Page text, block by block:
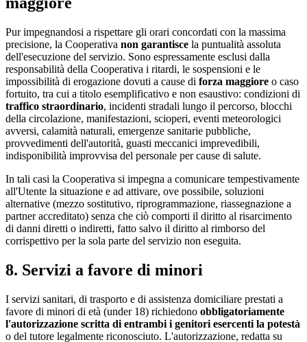
Pur impegnandosi a rispettare gli orari concordati con la massima
precisione, la Cooperativa non garantisce la puntualità assoluta
dell'esecuzione del servizio. Sono espressamente esclusi dalla
responsabilità della Cooperativa i ritardi, le sospensioni e le
impossibilità di erogazione dovuti a cause di forza maggiore o caso
fortuito, tra cui a titolo esemplificativo e non esaustivo: condizioni di
traffico straordinario, incidenti stradali lungo il percorso, blocchi
della circolazione, manifestazioni, scioperi, eventi meteorologici
avversi, calamità naturali, emergenze sanitarie pubbliche,
provvedimenti dell'autorità, guasti meccanici imprevedibili,
indisponibilità improvvisa del personale per cause di salute.
In tali casi la Cooperativa si impegna a comunicare tempestivamente
all'Utente la situazione e ad attivare, ove possibile, soluzioni
alternative (mezzo sostitutivo, riprogrammazione, riassegnazione a
partner accreditato) senza che ciò comporti il diritto al risarcimento
di danni diretti o indiretti, fatto salvo il diritto al rimborso del
corrispettivo per la sola parte del servizio non eseguita.
8. Servizi a favore di minori
I servizi sanitari, di trasporto e di assistenza domiciliare prestati a
favore di minori di età (under 18) richiedono obbligatoriamente
l'autorizzazione scritta di entrambi i genitori esercenti la potestà
o del tutore legalmente riconosciuto. L'autorizzazione, redatta su